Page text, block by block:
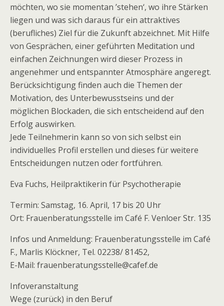
möchten, wo sie momentan ’stehen‘, wo ihre Stärken
liegen und was sich daraus für ein attraktives
(berufliches) Ziel für die Zukunft abzeichnet. Mit Hilfe
von Gesprächen, einer geführten Meditation und
einfachen Zeichnungen wird dieser Prozess in
angenehmer und entspannter Atmosphäre angeregt.
Berücksichtigung finden auch die Themen der
Motivation, des Unterbewusstseins und der
möglichen Blockaden, die sich entscheidend auf den
Erfolg auswirken.
Jede Teilnehmerin kann so von sich selbst ein
individuelles Profil erstellen und dieses für weitere
Entscheidungen nutzen oder fortführen.
Eva Fuchs, Heilpraktikerin für Psychotherapie
Termin: Samstag, 16. April, 17 bis 20 Uhr
Ort: Frauenberatungsstelle im Café F. Venloer Str. 135
Infos und Anmeldung: Frauenberatungsstelle im Café
F., Marlis Klöckner, Tel. 02238/ 81452,
E-Mail: frauenberatungsstelle@cafef.de
Infoveranstaltung
Wege (zurück) in den Beruf